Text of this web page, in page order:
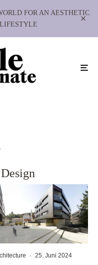
FOR AN AESTHETIC
· 25. Juni 2024